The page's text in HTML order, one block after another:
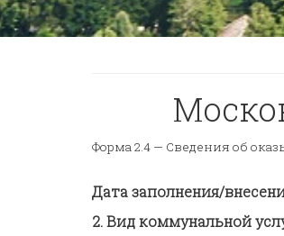
Форма 2.4 — Сведения об
Дата заполнения/
Вид коммунальной